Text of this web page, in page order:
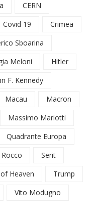
CERN
Covid 19
Crimea
Sboarina
Meloni
Hitler
F. Kennedy
Macau
Macron
Massimo Mariotti
Quadrante Europa
Rocco
Serit
Heaven
Trump
Vito Modugno